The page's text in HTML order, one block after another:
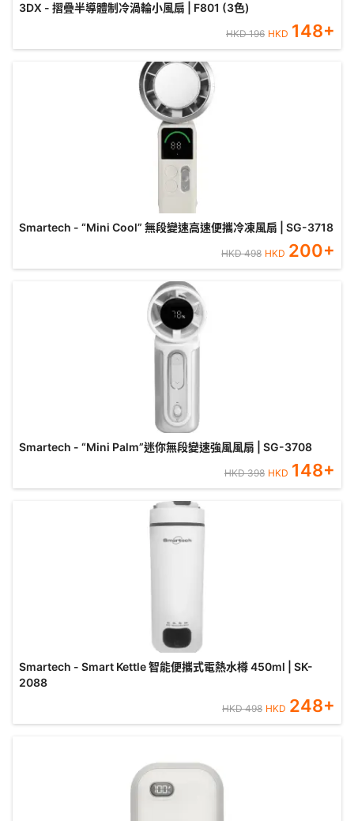
3DX - 摺疊半導體制冷渦輪小風扇 | F801 (3色)
HKD196 HKD 148+
Smartech - “Mini Cool” 無段變速高速便攜冷凍風扇 | SG-3718
HKD498 HKD 200+
Smartech - “Mini Palm”迷你無段變速強風風扇 | SG-3708
HKD398 HKD 148+
Smartech - Smart Kettle 智能便攜式電熱水樽 450ml | SK-
2088
HKD498 HKD 248+